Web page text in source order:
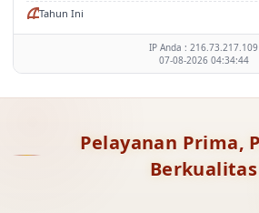
07-08-2026 04:34:44
Berkualitas